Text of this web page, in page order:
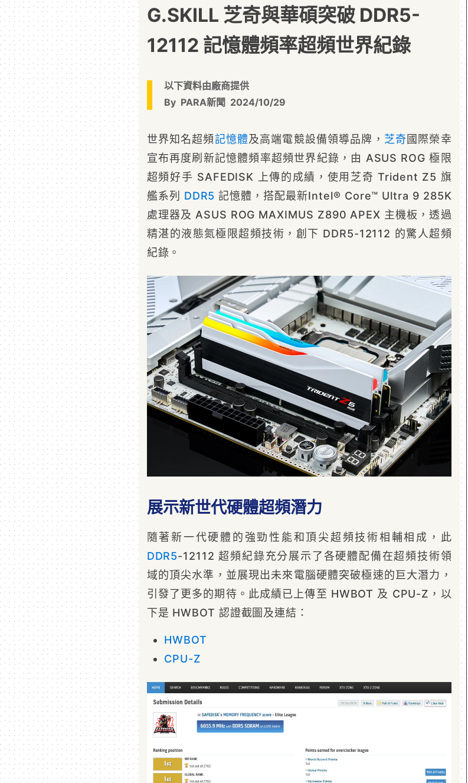
G.SKILL 芝奇與華碩突破 DDR5-
12112 記憶體頻率超頻世界紀錄
以下資料由廠商提供
By PARA新聞 2024/10/29
世界知名超頻記憶體及高端電競設備領導品牌， 芝奇 國際榮幸
宣布再度刷新記憶體頻率超頻世界紀錄，由 ASUS ROG 極限
超頻好手 SAFEDISK 上傳的成績，使用芝奇 Trident Z5 旗
艦系列 DDR5 記憶體，搭配最新Intel® Core™ Ultra 9 285K
處理器及 ASUS ROG MAXIMUS Z890 APEX 主機板，透過
精湛的液態氮極限超頻技術，創下 DDR5-12112 的驚人超頻
紀錄。
展示新世代硬體超頻潛力
隨著新一代硬體的強勁性能和頂尖超頻技術相輔相成，此
DDR5-12112 超頻紀錄充分展示了各硬體配備在超頻技術領
域的頂尖水準，並展現出未來電腦硬體突破極速的巨大潛力，
引發了更多的期待。此成績已上傳至 HWBOT 及 CPU-Z，以
下是 HWBOT 認證截圖及連結：
HWBOT
CPU-Z